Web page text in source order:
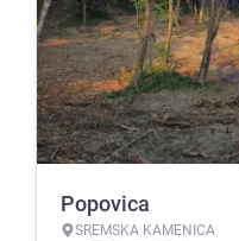
Popovica
SREMSKA KAMENICA